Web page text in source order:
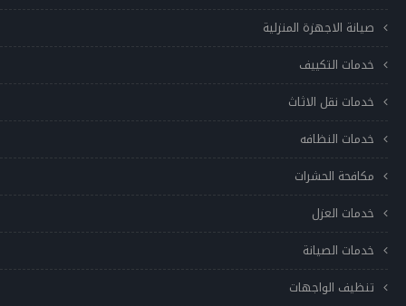
صيانة الاجهزة المنزلية
خدمات التكييف
خدمات نقل الاثاث
خدمات النظافه
مكافحة الحشرات
خدمات العزل
خدمات الصيانة
تنظيف الواجهات